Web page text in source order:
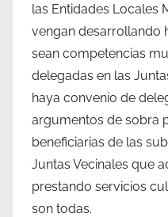
las Entidades Locales
vengan desarrollando
sean competencias
delegadas en las
haya convenio de
argumentos de sobra
beneficiarias de las
Juntas Vecinales que
prestando servicios
son todas.